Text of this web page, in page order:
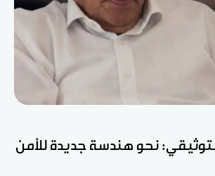
نحو هندسة جديدة للأمن